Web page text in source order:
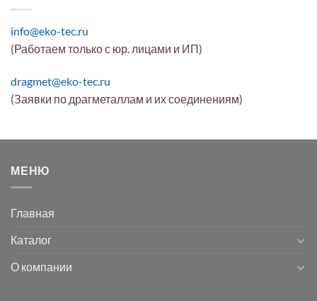
info@eko-tec.ru
(Работаем только с юр. лицами и ИП)
dragmet@eko-tec.ru
(Заявки по драгметаллам и их соединениям)
МЕНЮ
Главная
Каталог
О компании